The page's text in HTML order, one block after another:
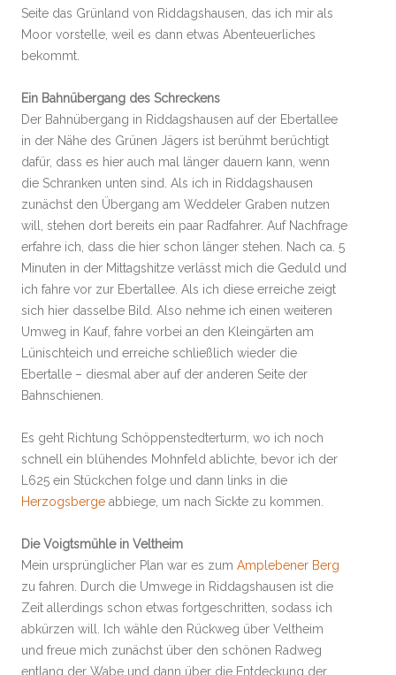
Seite das Grünland von Riddagshausen, das ich mir als
Moor vorstelle, weil es dann etwas Abenteuerliches
bekommt.
Ein Bahnübergang des Schreckens
Der Bahnübergang in Riddagshausen auf der Ebertallee
in der Nähe des Grünen Jägers ist berühmt berüchtigt
dafür, dass es hier auch mal länger dauern kann, wenn
die Schranken unten sind. Als ich in Riddagshausen
zunächst den Übergang am Weddeler Graben nutzen
will, stehen dort bereits ein paar Radfahrer. Auf Nachfrage
erfahre ich, dass die hier schon länger stehen. Nach ca. 5
Minuten in der Mittagshitze verlässt mich die Geduld und
ich fahre vor zur Ebertallee. Als ich diese erreiche zeigt
sich hier dasselbe Bild. Also nehme ich einen weiteren
Umweg in Kauf, fahre vorbei an den Kleingärten am
Lünischteich und erreiche schließlich wieder die
Ebertalle – diesmal aber auf der anderen Seite der
Bahnschienen.
Es geht Richtung Schöppenstedterturm, wo ich noch
schnell ein blühendes Mohnfeld ablichte, bevor ich der
L625 ein Stückchen folge und dann links in die
Herzogsberge abbiege, um nach Sickte zu kommen.
Die Voigtsmühle in Veltheim
Mein ursprünglicher Plan war es zum Amplebener Berg
zu fahren. Durch die Umwege in Riddagshausen ist die
Zeit allerdings schon etwas fortgeschritten, sodass ich
abkürzen will. Ich wähle den Rückweg über Veltheim
und freue mich zunächst über den schönen Radweg
entlang der Wabe und dann über die Entdeckung der